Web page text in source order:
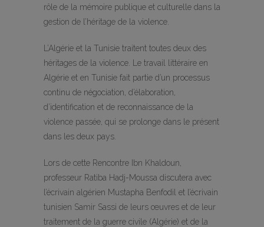
rôle de la mémoire publique et culturelle dans la
gestion de l’héritage de la violence.
L’Algérie et la Tunisie traitent toutes deux des
héritages de la violence. Le travail littéraire en
Algérie et en Tunisie fait partie d’un processus
continu de négociation, d’élaboration,
d’identification et de reconnaissance de la
violence passée, qui se prolonge dans le présent
dans les deux pays.
Lors de cette Rencontre Ibn Khaldoun,
professeur Ratiba Hadj-Moussa discutera avec
l’écrivain algérien Mustapha Benfodil et l’écrivain
tunisien Samir Sassi de leurs œuvres et de leur
traitement de la guerre civile (Algérie) et de la